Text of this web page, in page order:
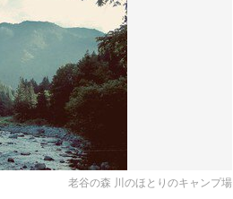
老谷の森 川のほとりのキャンプ場